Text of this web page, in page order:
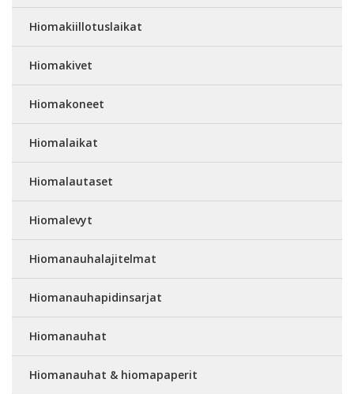
Hiomakiillotuslaikat
Hiomakivet
Hiomakoneet
Hiomalaikat
Hiomalautaset
Hiomalevyt
Hiomanauhalajitelmat
Hiomanauhapidinsarjat
Hiomanauhat
Hiomanauhat & hiomapaperit